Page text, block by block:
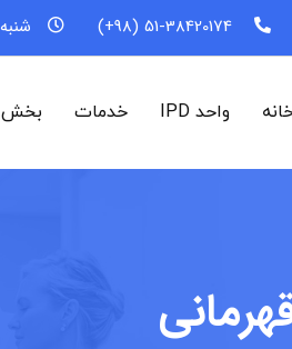
51-38420174 (98+)
واحد IPD خدمات بخش